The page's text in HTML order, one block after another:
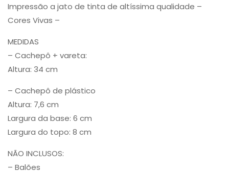
Impressão a jato de tinta de altíssima qualidade –
Cores Vivas –
MEDIDAS
– Cachepô + vareta:
Altura: 34 cm
– Cachepô de plástico
Altura: 7,6 cm
Largura da base: 6 cm
Largura do topo: 8 cm
NÃO INCLUSOS:
– Balões